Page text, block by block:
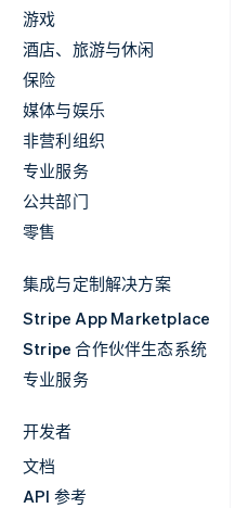
游戏
酒店、旅游与休闲
保险
媒体与娱乐
非营利组织
专业服务
公共部门
零售
集成与定制解决方案
Stripe App Marketplace
Stripe 合作伙伴生态系统
专业服务
开发者
文档
API 参考